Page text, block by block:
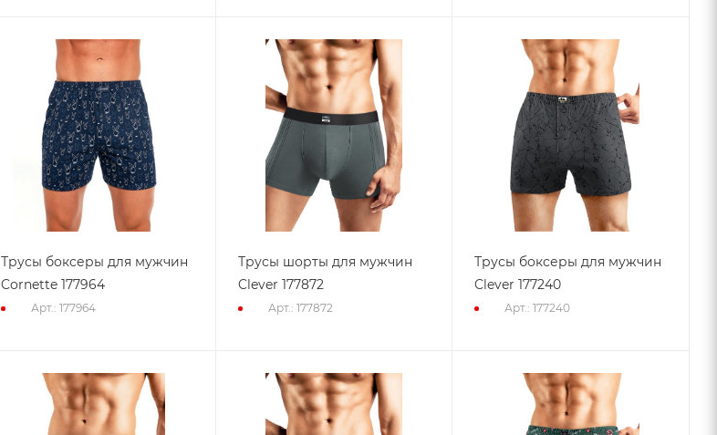
Трусы боксеры для мужчин
Cornette 177964
Арт.: 177964
Трусы шорты для мужчин
Clever 177872
Арт.: 177872
Трусы боксеры для мужчин
Clever 177240
Арт.: 177240